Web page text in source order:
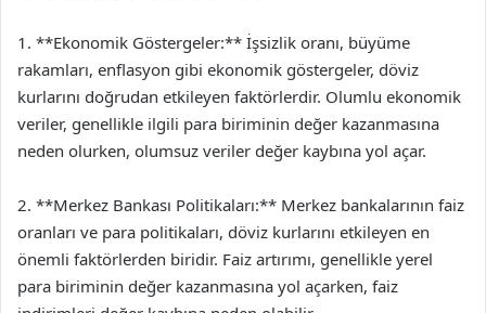
1. **Ekonomik Göstergeler:** İşsizlik oranı, büyüme
rakamları, enflasyon gibi ekonomik göstergeler, döviz
kurlarını doğrudan etkileyen faktörlerdir. Olumlu ekonomik
veriler, genellikle ilgili para biriminin değer kazanmasına
neden olurken, olumsuz veriler değer kaybına yol açar.
2. **Merkez Bankası Politikaları:** Merkez bankalarının faiz
oranları ve para politikaları, döviz kurlarını etkileyen en
önemli faktörlerden biridir. Faiz artırımı, genellikle yerel
para biriminin değer kazanmasına yol açarken, faiz